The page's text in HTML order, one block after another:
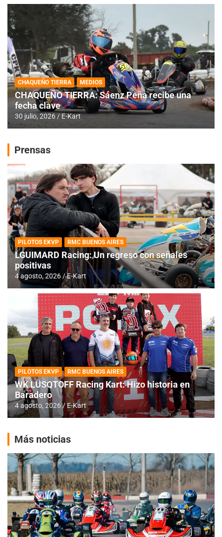
CHAQUEÑO TIERRA MEDIOS
CHAQUEÑO TIERRA: Sáenz Peña recibe una
fecha clave
30 julio, 2026 E-Kart
Prensas
PILOTOS EKVP RMC BUENOS AIRES
LGUIMARD Racing: Un regreso con señales
positivas
4 agosto, 2026 E-Kart
PILOTOS EKVP RMC BUENOS AIRES
WK LÜSQTOFF Racing Kart: Hizo historia en
Baradero
4 agosto, 2026 E-Kart
Más noticias